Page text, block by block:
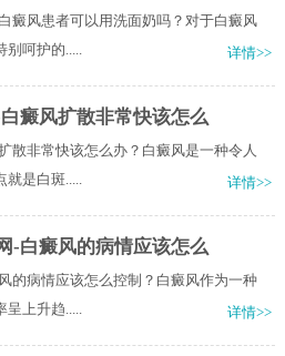
癜风患者可以用洗面奶吗？对于白癜风
别呵护的.....
详情>>
癜风扩散非常快该怎么
散非常快该怎么办？白癜风是一种令人
就是白斑.....
详情>>
-白癜风的病情应该怎么
的病情应该怎么控制？白癜风作为一种
呈上升趋.....
详情>>